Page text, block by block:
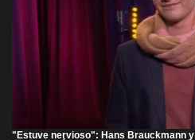
"Estuve nervioso": Hans Brauckmann